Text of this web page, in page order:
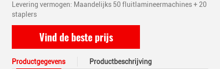
Levering vermogen: Maandelijks 50 fluitlamineermachines + 20
staplers
Vind de beste prijs
Productgegevens Productbeschrijving